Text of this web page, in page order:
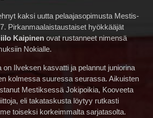
kaksi uutta pelaajasopimusta Mestis-
Pirkanmaalaistaustaiset hyökkääjät
Kaipinen ovat rustanneet nimensä
Nokialle.
on Ilveksen kasvatti ja pelannut juniorina
kolmessa suuressa seurassa. Aikuisten
Mestiksessä Jokipoikia, Kooveeta
eli takataskusta löytyy rutkasti
toiseksi korkeimmalta sarjatasolta.